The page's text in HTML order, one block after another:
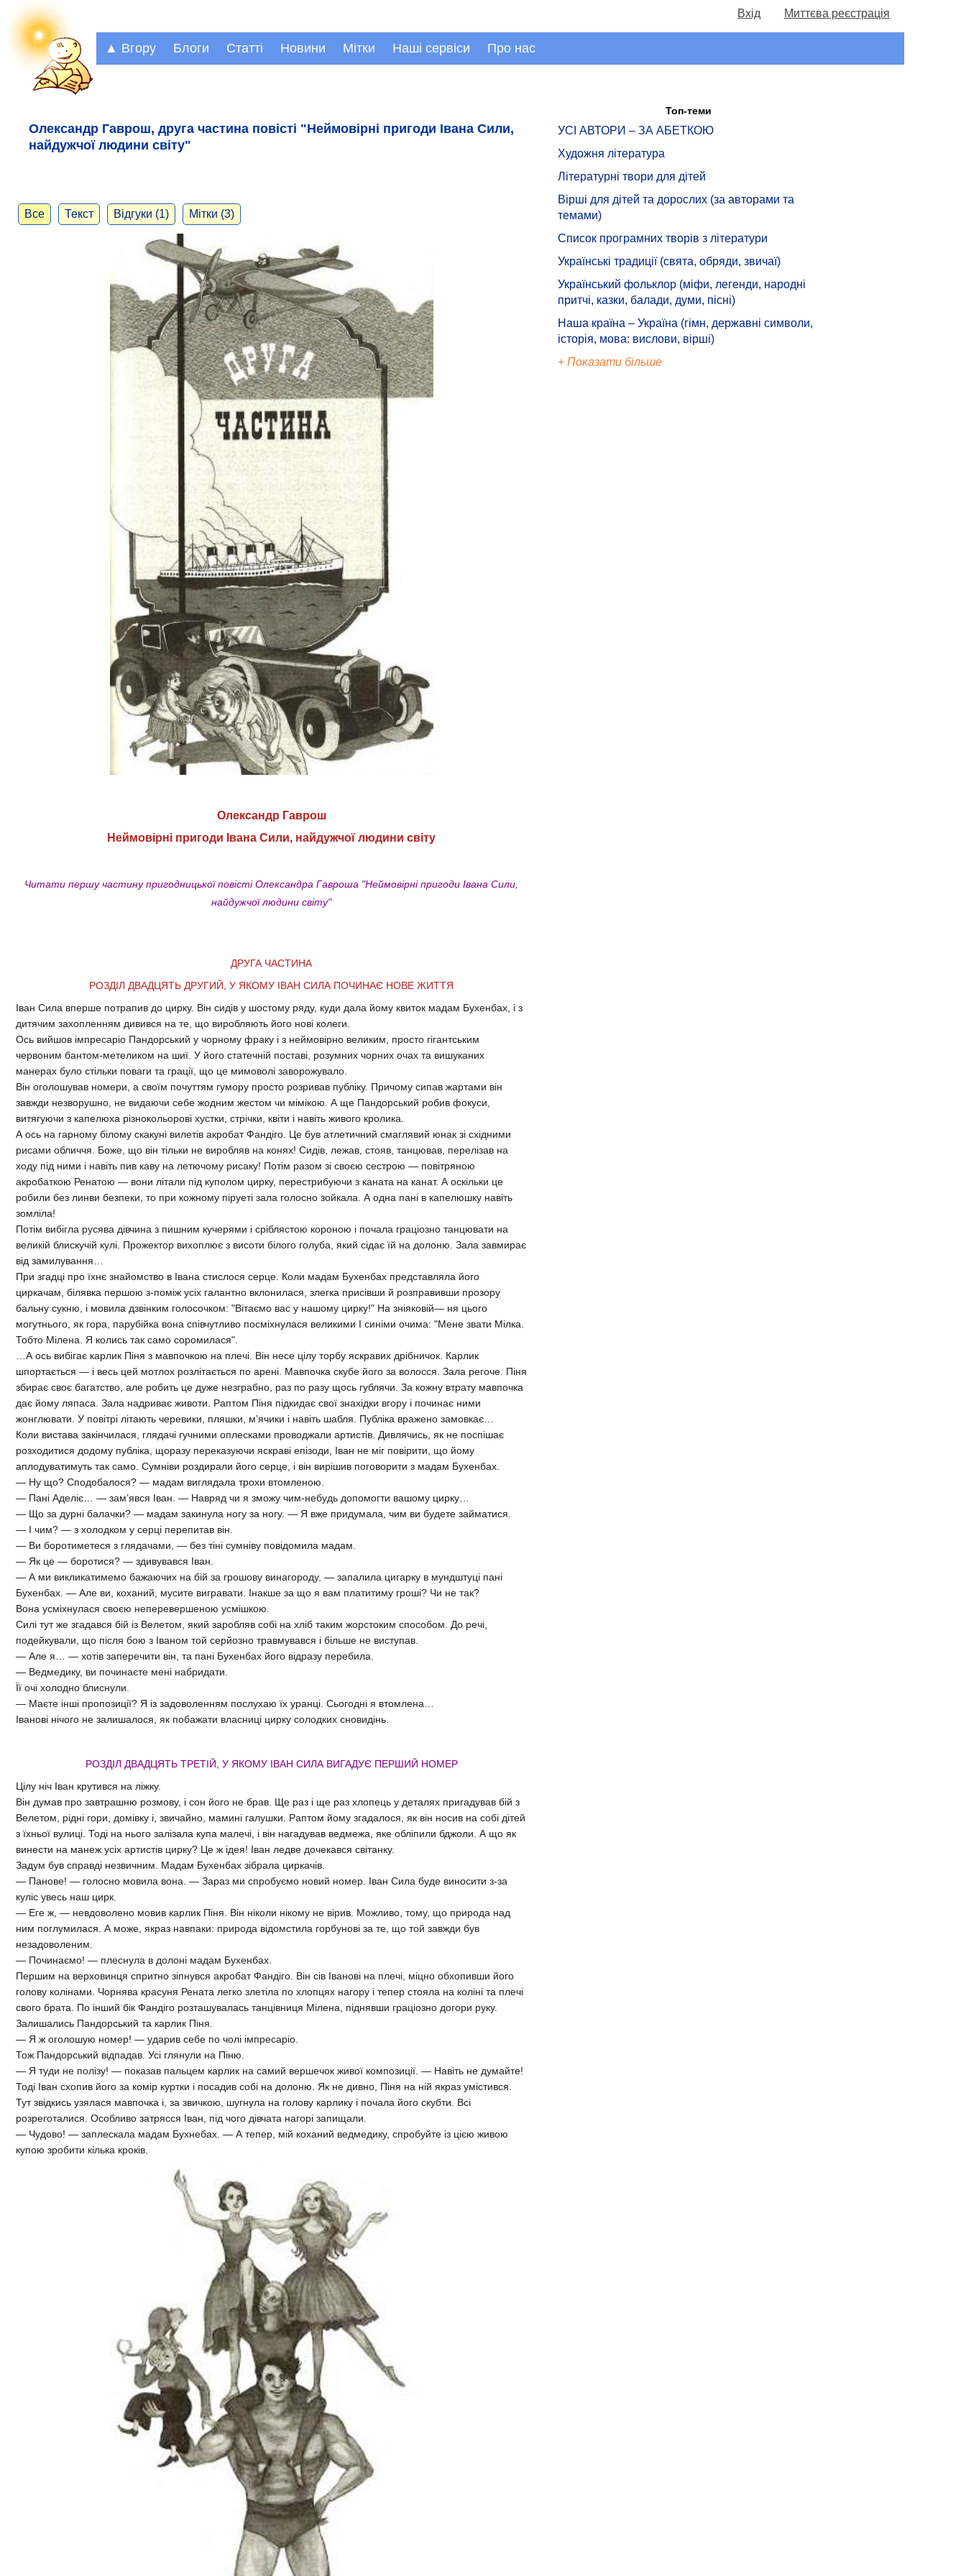
Вхід Миттєва реєстрація
▲ Вгору Блоги Статті Новини Мітки Наші сервіси Про нас
Олександр Гаврош, друга частина повісті "Неймовірні пригоди Івана Сили,
найдужчої людини світу"
Все Текст Відгуки (1) Мітки (3)
Олександр Гаврош
Неймовірні пригоди Івана Сили, найдужчої людини світу
Читати першу частину пригодницької повісті Олександра Гавроша "Неймовірні пригоди Івана Сили,
найдужчої людини світу"
ДРУГА ЧАСТИНА
РОЗДІЛ ДВАДЦЯТЬ ДРУГИЙ, У ЯКОМУ ІВАН СИЛА ПОЧИНАЄ НОВЕ ЖИТТЯ
Іван Сила вперше потрапив до цирку. Він сидів у шостому ряду, куди дала йому квиток мадам Бухенбах, і з
дитячим захопленням дивився на те, що виробляють його нові колеги.
Ось вийшов імпресаріо Пандорський у чорному фраку і з неймовірно великим, просто гігантським
червоним бантом-метеликом на шиї. У його статечній поставі, розумних чорних очах та вишуканих
манерах було стільки поваги та грації, що це мимоволі заворожувало.
Він оголошував номери, а своїм почуттям гумору просто розривав публіку. Причому сипав жартами він
завжди незворушно, не видаючи себе жодним жестом чи мімікою. А ще Пандорський робив фокуси,
витягуючи з капелюха різнокольорові хустки, стрічки, квіти і навіть живого кролика.
А ось на гарному білому скакуні вилетів акробат Фандіго. Це був атлетичний смаглявий юнак зі східними
рисами обличчя. Боже, що він тільки не виробляв на конях! Сидів, лежав, стояв, танцював, перелізав на
ходу під ними і навіть пив каву на летючому рисаку! Потім разом зі своєю сестрою — повітряною
акробаткою Ренатою — вони літали під куполом цирку, перестрибуючи з каната на канат. А оскільки це
робили без линви безпеки, то при кожному піруеті зала голосно зойкала. А одна пані в капелюшку навіть
зомліла!
Потім вибігла русява дівчина з пишним кучерями і сріблястою короною і почала граціозно танцювати на
великій блискучій кулі. Прожектор вихоплює з висоти білого голуба, який сідає їй на долоню. Зала завмирає
від замилування…
При згадці про їхнє знайомство в Івана стислося серце. Коли мадам Бухенбах представляла його
циркачам, білявка першою з-поміж усіх галантно вклонилася, злегка присівши й розправивши прозору
бальну сукню, і мовила дзвінким голосочком: "Вітаємо вас у нашому цирку!" На зніяковій— ня цього
могутнього, як гора, парубійка вона співчутливо посміхнулася великими І синіми очима: "Мене звати Мілка.
Тобто Мілена. Я колись так само соромилася".
…А ось вибігає карлик Піня з мавпочкою на плечі. Він несе цілу торбу яскравих дрібничок. Карлик
шпортається — і весь цей мотлох розлітається по арені. Мавпочка скубе його за волосся. Зала регоче. Піня
збирає своє багатство, але робить це дуже незграбно, раз по разу щось гублячи. За кожну втрату мавпочка
дає йому ляпаса. Зала надриває животи. Раптом Піня підкидає свої знахідки вгору і починає ними
жонглювати. У повітрі літають черевики, пляшки, м’ячики і навіть шабля. Публіка вражено замовкає…
Коли вистава закінчилася, глядачі гучними оплесками проводжали артистів. Дивлячись, як не поспішає
розходитися додому публіка, щоразу переказуючи яскраві епізоди, Іван не міг повірити, що йому
аплодуватимуть так само. Сумніви роздирали його серце, і він вирішив поговорити з мадам Бухенбах.
— Ну що? Сподобалося? — мадам виглядала трохи втомленою.
— Пані Аделіє… — зам’явся Іван. — Навряд чи я зможу чим-небудь допомогти вашому цирку…
— Що за дурні балачки? — мадам закинула ногу за ногу. — Я вже придумала, чим ви будете займатися.
— І чим? — з холодком у серці перепитав він.
— Ви боротиметеся з глядачами, — без тіні сумніву повідомила мадам.
— Як це — боротися? — здивувався Іван.
— А ми викликатимемо бажаючих на бій за грошову винагороду, — запалила цигарку в мундштуці пані
Бухенбах. — Але ви, коханий, мусите вигравати. Інакше за що я вам платитиму гроші? Чи не так?
Вона усміхнулася своєю неперевершеною усмішкою.
Силі тут же згадався бій із Велетом, який заробляв собі на хліб таким жорстоким способом. До речі,
подейкували, що після бою з Іваном той серйозно травмувався і більше не виступав.
— Але я… — хотів заперечити він, та пані Бухенбах його відразу перебила.
— Ведмедику, ви починаєте мені набридати.
Її очі холодно блиснули.
— Маєте інші пропозиції? Я із задоволенням послухаю їх уранці. Сьогодні я втомлена…
Іванові нічого не залишалося, як побажати власниці цирку солодких сновидінь.
РОЗДІЛ ДВАДЦЯТЬ ТРЕТІЙ, У ЯКОМУ ІВАН СИЛА ВИГАДУЄ ПЕРШИЙ НОМЕР
Цілу ніч Іван крутився на ліжку.
Він думав про завтрашню розмову, і сон його не брав. Ще раз і ще раз хлопець у деталях пригадував бій з
Велетом, рідні гори, домівку і, звичайно, мамині галушки. Раптом йому згадалося, як він носив на собі дітей
з їхньої вулиці. Тоді на нього залізала купа малечі, і він нагадував ведмежа, яке обліпили бджоли. А що як
винести на манеж усіх артистів цирку? Це ж ідея! Іван ледве дочекався світанку.
Задум був справді незвичним. Мадам Бухенбах зібрала циркачів.
— Панове! — голосно мовила вона. — Зараз ми спробуємо новий номер. Іван Сила буде виносити з-за
куліс увесь наш цирк.
— Еге ж, — невдоволено мовив карлик Піня. Він ніколи нікому не вірив. Можливо, тому, що природа над
ним поглумилася. А може, якраз навпаки: природа відомстила горбунові за те, що той завжди був
незадоволеним.
— Починаємо! — плеснула в долоні мадам Бухенбах.
Першим на верховинця спритно зіпнувся акробат Фандіго. Він сів Іванові на плечі, міцно обхопивши його
голову колінами. Чорнява красуня Рената легко злетіла по хлопцях нагору і тепер стояла на коліні та плечі
свого брата. По інший бік Фандіго розташувалась танцівниця Мілена, піднявши граціозно догори руку.
Залишались Пандорський та карлик Піня.
— Я ж оголошую номер! — ударив себе по чолі імпресаріо.
Тож Пандорський відпадав. Усі глянули на Піню.
— Я туди не полізу! — показав пальцем карлик на самий вершечок живої композиції. — Навіть не думайте!
Тоді Іван схопив його за комір куртки і посадив собі на долоню. Як не дивно, Піня на ній якраз умістився.
Тут звідкись узялася мавпочка і, за звичкою, шугнула на голову карлику і почала його скубти. Всі
розреготалися. Особливо затрясся Іван, під чого дівчата нагорі запищали.
— Чудово! — заплескала мадам Бухнебах. — А тепер, мій коханий ведмедику, спробуйте із цією живою
купою зробити кілька кроків.
Топ-теми
УСІ АВТОРИ – ЗА АБЕТКОЮ
Художня література
Літературні твори для дітей
Вірші для дітей та дорослих (за авторами та
темами)
Список програмних творів з літератури
Українські традиції (свята, обряди, звичаї)
Український фольклор (міфи, легенди, народні
притчі, казки, балади, думи, пісні)
Наша країна – Україна (гімн, державні символи,
історія, мова: вислови, вірші)
+ Показати більше